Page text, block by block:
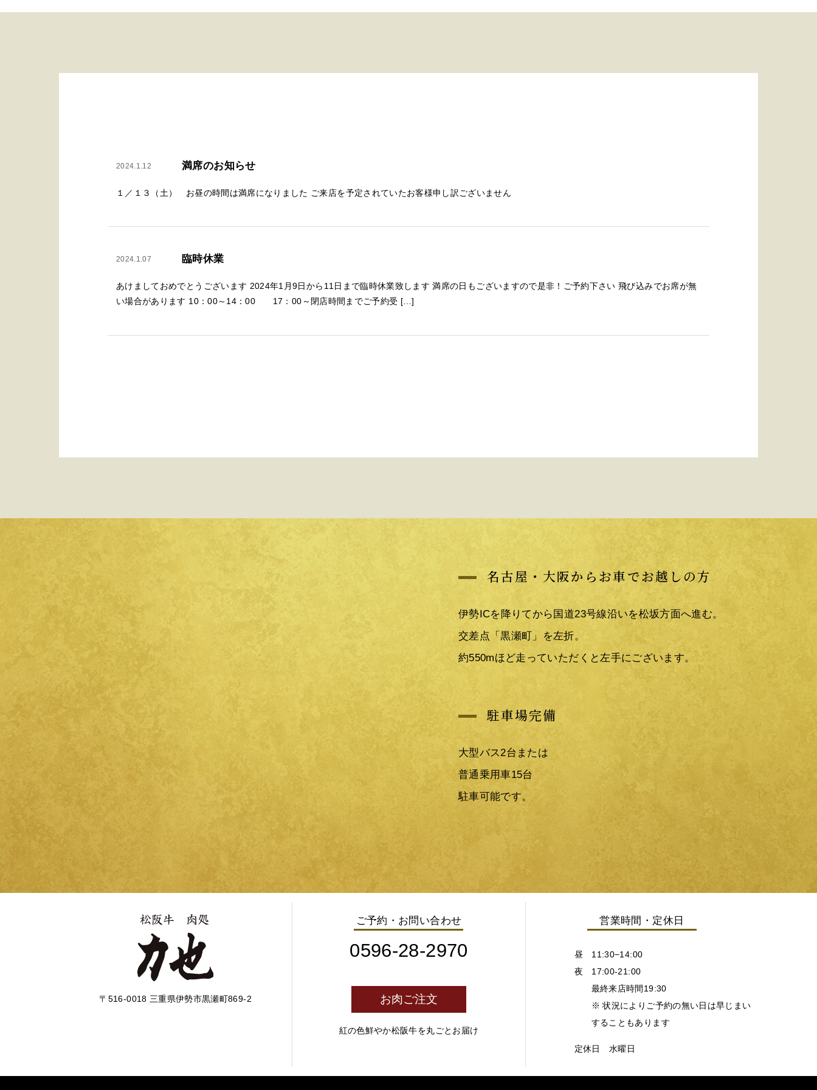
2024.1.12 満席のお知らせ
１／１３（土） お昼の時間は満席になりました ご来店を予定されていたお客様申し訳ございません
2024.1.07 臨時休業
あけましておめでとうございます 2024年1月9日から11日まで臨時休業致します 満席の日もございますので是非！ご予約下さい 飛び込みでお席が無
い場合があります 10：00～14：00 17：00～閉店時間までご予約受 […]
名古屋・大阪からお車でお越しの方
伊勢ICを降りてから国道23号線沿いを松坂方面へ進む。
交差点「黒瀬町」を左折。
約550mほど走っていただくと左手にございます。
駐車場完備
大型バス2台または
普通乗用車15台
駐車可能です。
〒516-0018 三重県伊勢市黒瀬町869-2
ご予約・お問い合わせ
0596-28-2970
お肉ご注文
紅の色鮮やか松阪牛を丸ごとお届け
営業時間・定休日
昼 11:30−14:00
夜 17:00-21:00
最終来店時間19:30
※ 状況によりご予約の無い日は早じまい
することもあります
定休日 水曜日